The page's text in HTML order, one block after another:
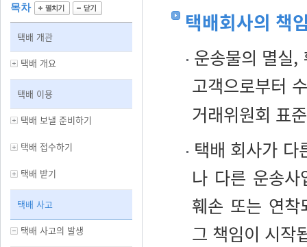
목차
택배 개관
택배 개요
택배 이용
택배 보낼 준비하기
택배 접수하기
택배 받기
택배 사고
택배 사고의 발생
택배회사의 책
운송물의 멸실,
고객으로부터
거래위원회 표
택배 회사가 다
나 다른 운송
훼손 또는 연착
그 책임이 시작